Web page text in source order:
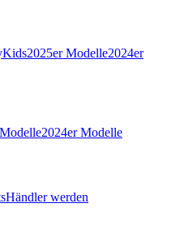
Kids2025er Modelle2024er
2024er Modelle
Händler werden